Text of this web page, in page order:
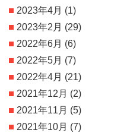
2023年4月 (1)
2023年2月 (29)
2022年6月 (6)
2022年5月 (7)
2022年4月 (21)
2021年12月 (2)
2021年11月 (5)
2021年10月 (7)